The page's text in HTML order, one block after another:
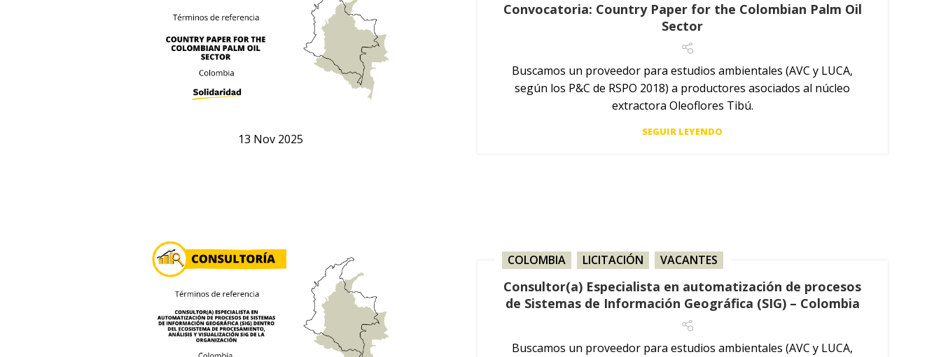
13 Nov 2025
Convocatoria: Country Paper for the Colombian Palm Oil
Sector
Buscamos un proveedor para estudios ambientales (AVC y LUCA,
según los P&C de RSPO 2018) a productores asociados al núcleo
extractora Oleoflores Tibú.
SEGUIR LEYENDO
COLOMBIA LICITACIÓN VACANTES
Consultor(a) Especialista en automatización de procesos
de Sistemas de Información Geográfica (SIG) – Colombia
Buscamos un proveedor para estudios ambientales (AVC y LUCA,